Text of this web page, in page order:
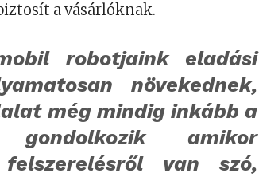
a vásárlóknak.
robotjaink eladási
növekednek,
még mindig inkább a
gondolkozik amikor
van szó,